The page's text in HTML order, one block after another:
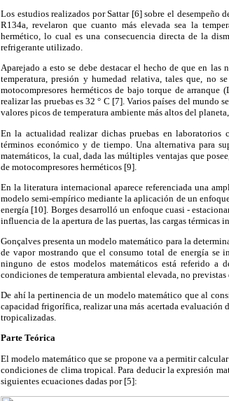
Los estudios realizados por Sattar [6] sobre el
R134a, revelaron que cuanto más elevada sea la
hermético, lo cual es una consecuencia directa de la
refrigerante utilizado.
Aparejado a esto se debe destacar el hecho de que en las
temperatura, presión y humedad relativa, tales que, no
motocompresores herméticos de bajo torque de
realizar las pruebas es 32 ° C [7]. Varios países del mundo
valores picos de temperatura ambiente más altos del
En la actualidad realizar dichas pruebas en laboratorios
términos económico y de tiempo. Una alternativa para
matemáticos, la cual, dada las múltiples ventajas que
de motocompresores herméticos [9].
En la literatura internacional aparece referenciada una
modelo semi-empírico mediante la aplicación de un
energía [10]. Borges desarrolló un enfoque cuasi -
influencia de la apertura de las puertas, las cargas térmicas
Gonçalves presenta un modelo matemático para la
de vapor mostrando que el consumo total de energía se
ninguno de estos modelos matemáticos está referido a
condiciones de temperatura ambiental elevada, no
De ahí la pertinencia de un modelo matemático que al
capacidad frigorífica, realizar una más acertada evaluación
tropicalizadas.
Parte Teórica
El modelo matemático que se propone va a permitir
condiciones de clima tropical. Para deducir la expresión
siguientes ecuaciones dadas por [5]: